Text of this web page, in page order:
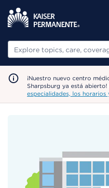
Buscar
¡Nuestro nuevo centro
Sharpsburg ya está abierto!
especialidades, los horarios